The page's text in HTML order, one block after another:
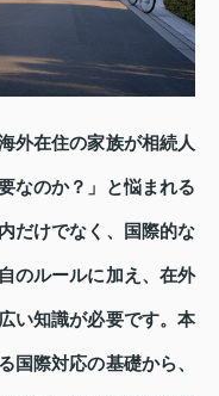
外在住の家族が相続人
なのか？」と悩まれる
だけでなく、国際的な
のルールに加え、在外
い知識が必要です。本
国際対応の基礎から、